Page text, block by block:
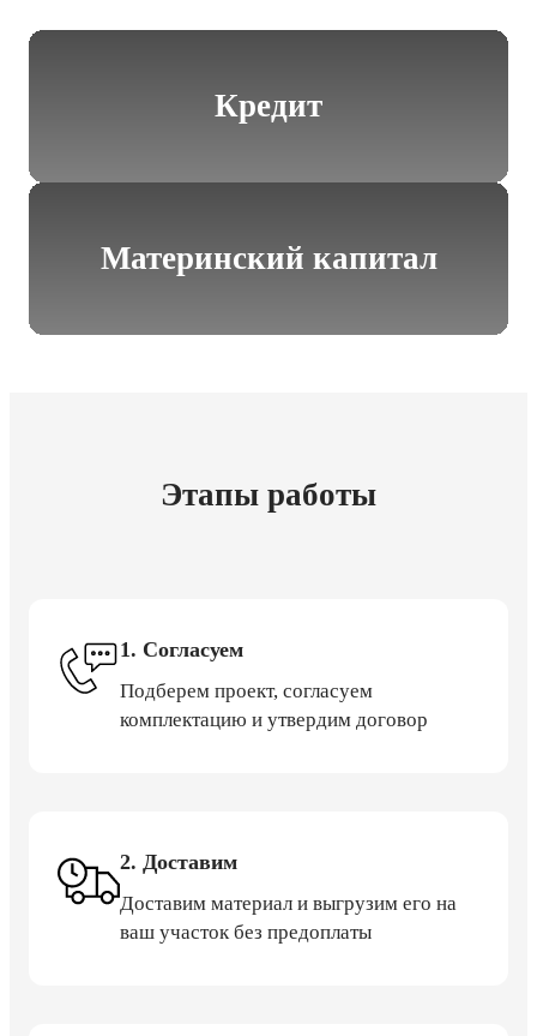
Кредит
Материнский капитал
Этапы работы
1. Согласуем
Подберем проект, согласуем
комплектацию и утвердим договор
2. Доставим
Доставим материал и выгрузим его на
ваш участок без предоплаты